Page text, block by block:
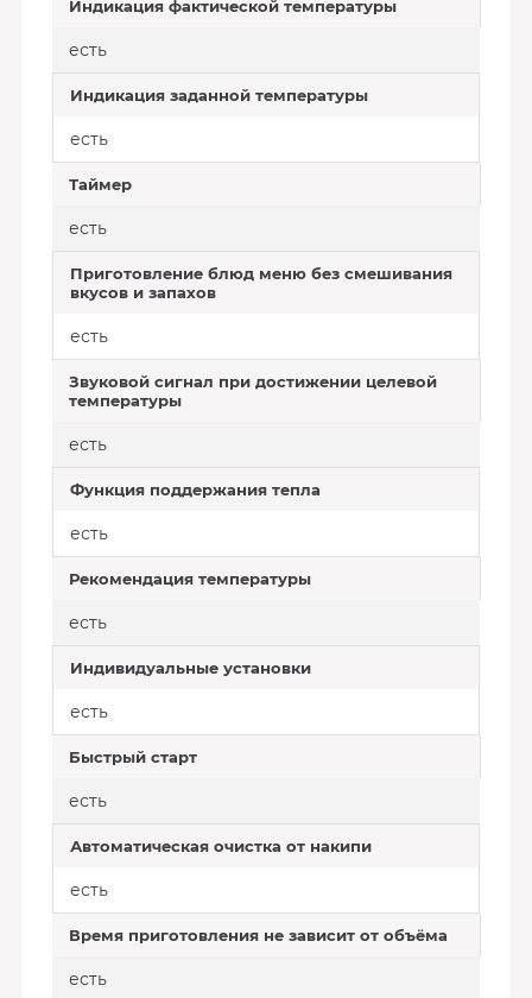
Индикация фактической температуры
есть
Индикация заданной температуры
есть
Таймер
есть
Приготовление блюд меню без смешивания
вкусов и запахов
есть
Звуковой сигнал при достижении целевой
температуры
есть
Функция поддержания тепла
есть
Рекомендация температуры
есть
Индивидуальные установки
есть
Быстрый старт
есть
Автоматическая очистка от накипи
есть
Время приготовления не зависит от объёма
есть